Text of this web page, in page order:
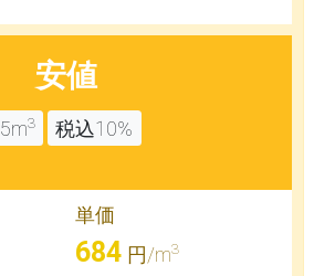
安値
5m3 税込10%
単価
684円/m3